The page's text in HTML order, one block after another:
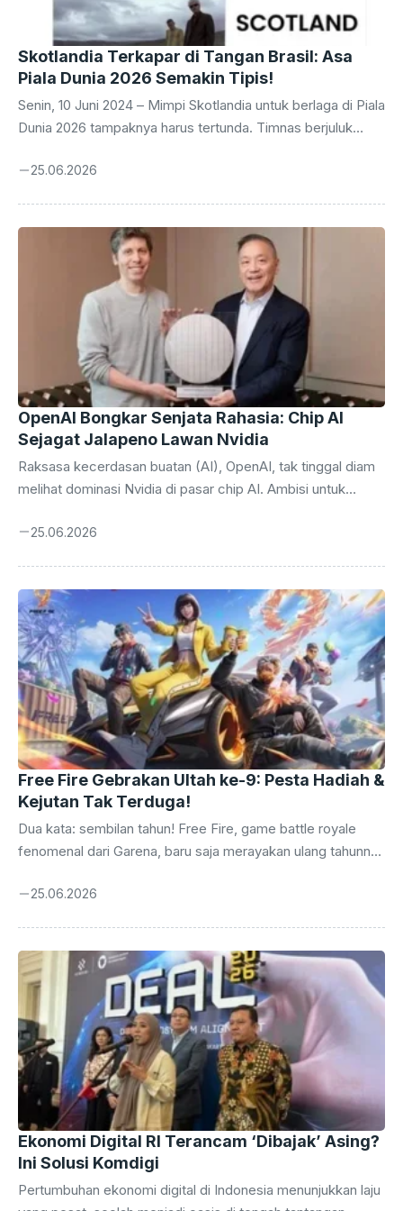
Skotlandia Terkapar di Tangan Brasil: Asa
Piala Dunia 2026 Semakin Tipis!
Senin, 10 Juni 2024 – Mimpi Skotlandia untuk berlaga di Piala
Dunia 2026 tampaknya harus tertunda. Timnas berjuluk
takluk 0-3 dari raksasa sepak bola dunia, Brasil, dalam laga
pukulan telak yang membuat peluang mereka untuk melaju
ke ajang empat tahunan tersebut kini berada di ambang
kehancuran. Para penggemar Skotlandia di seluruh dunia
sontak merasakan kekecewaan ...
25.06.2026
OpenAI Bongkar Senjata Rahasia: Chip AI
Sejagat Jalapeno Lawan Nvidia
Raksasa kecerdasan buatan (AI), OpenAI, tak tinggal diam
melihat dominasi Nvidia di pasar chip AI. Ambisi untuk
pemrosesan grafis (GPU) buatan Nvidia, yang selama ini
mengungkap bahwa OpenAI sedang mengembangkan chip
AI sendiri yang diberi nama sandi ‘Jalapeno’, sebuah langkah
strategis yang berpotensi mengguncang lanskap industri
teknologi global. Perlombaan membangun infrastruktur
komputasi yang mumpuni untuk melatih dan menjalankan
model AI ...
25.06.2026
Free Fire Gebrakan Ultah ke-9: Pesta Hadiah &
Kejutan Tak Terduga!
Dua kata: sembilan tahun! Free Fire, game battle royale
fenomenal dari Garena, baru saja merayakan ulang tahunnya
euforia. Sebagai bentuk apresiasi kepada jutaan pemain
perayaan yang tak hanya meriah, tetapi juga bertabur hadiah
menggiurkan. Ini bukan sekadar perayaan biasa, melainkan
sebuah pesta besar yang dirancang untuk memberikan
pengalaman tak terlupakan bagi para Survivors. Sejak
pertama kali menggebrak ...
25.06.2026
Ekonomi Digital RI Terancam ‘Dibajak’ Asing?
Ini Solusi Komdigi
Pertumbuhan ekonomi digital di Indonesia menunjukkan laju